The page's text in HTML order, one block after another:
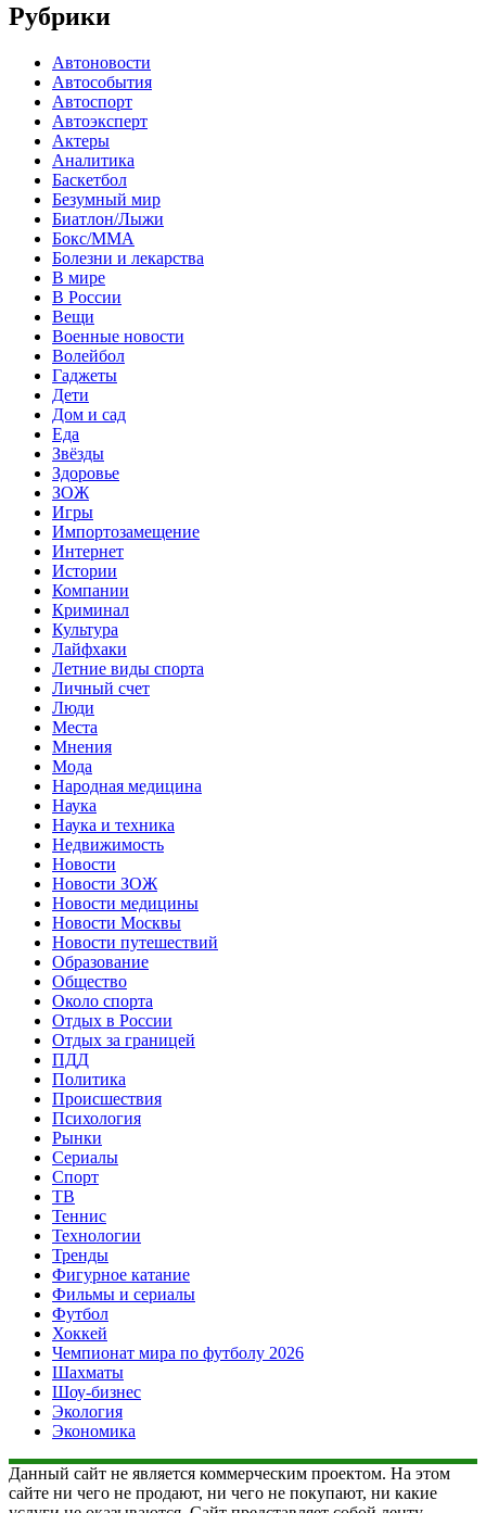
Рубрики
Автоновости
Автособытия
Автоспорт
Автоэксперт
Актеры
Аналитика
Баскетбол
Безумный мир
Биатлон/Лыжи
Бокс/MMA
Болезни и лекарства
В мире
В России
Вещи
Военные новости
Волейбол
Гаджеты
Дети
Дом и сад
Еда
Звёзды
Здоровье
ЗОЖ
Игры
Импортозамещение
Интернет
Истории
Компании
Криминал
Культура
Лайфхаки
Летние виды спорта
Личный счет
Люди
Места
Мнения
Мода
Народная медицина
Наука
Наука и техника
Недвижимость
Новости
Новости ЗОЖ
Новости медицины
Новости Москвы
Новости путешествий
Образование
Общество
Около спорта
Отдых в России
Отдых за границей
ПДД
Политика
Происшествия
Психология
Рынки
Сериалы
Спорт
ТВ
Теннис
Технологии
Тренды
Фигурное катание
Фильмы и сериалы
Футбол
Хоккей
Чемпионат мира по футболу 2026
Шахматы
Шоу-бизнес
Экология
Экономика
Данный сайт не является коммерческим проектом. На этом
сайте ни чего не продают, ни чего не покупают, ни какие